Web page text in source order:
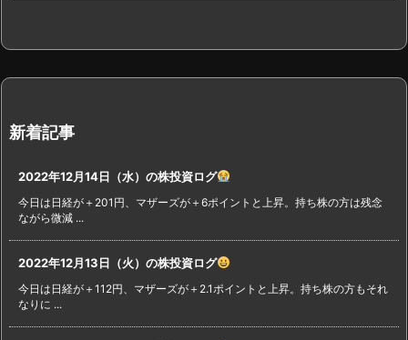
新着記事
2022年12月14日（水）の株投資ログ
今日は日経が＋201円、マザーズが＋6ポイントと上昇。持ち株の方は残念
ながら微減 ...
2022年12月13日（火）の株投資ログ
今日は日経が＋112円、マザーズが＋2.1ポイントと上昇。持ち株の方もそれ
なりに ...